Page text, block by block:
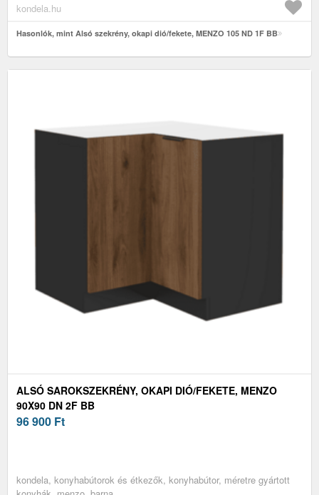
kondela.hu
Hasonlók, mint Alsó szekrény, okapi dió/fekete, MENZO 105 ND 1F BB
ALSÓ SAROKSZEKRÉNY, OKAPI DIÓ/FEKETE, MENZO
90X90 DN 2F BB
96 900 Ft
kondela, konyhabútorok és étkezők, konyhabútor, méretre gyártott